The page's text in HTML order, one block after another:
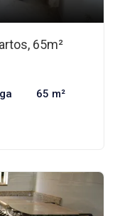
65m²
65 m²